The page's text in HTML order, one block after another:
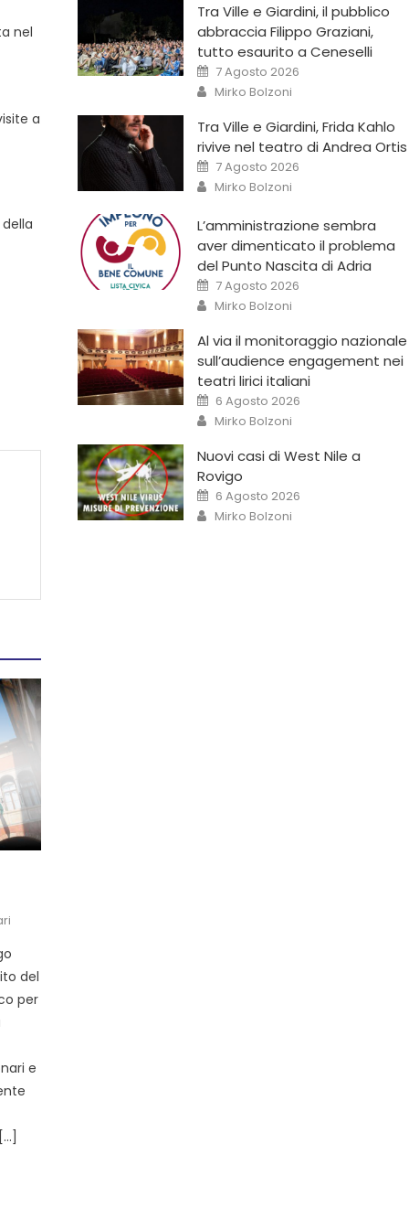
nel
a
del
per
e
Tra Ville e Giardini, il pubblico
abbraccia Filippo Graziani,
tutto esaurito a Ceneselli
7 Agosto 2026
Mirko Bolzoni
Tra Ville e Giardini, Frida Kahlo
rivive nel teatro di Andrea Ortis
7 Agosto 2026
Mirko Bolzoni
L’amministrazione sembra
aver dimenticato il problema
del Punto Nascita di Adria
7 Agosto 2026
Mirko Bolzoni
Al via il monitoraggio nazionale
sull’audience engagement nei
teatri lirici italiani
6 Agosto 2026
Mirko Bolzoni
Nuovi casi di West Nile a
Rovigo
6 Agosto 2026
Mirko Bolzoni